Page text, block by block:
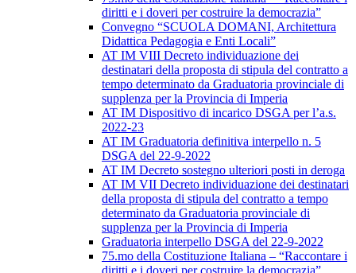
diritti e i doveri per costruire la democrazia”
Convegno “SCUOLA DOMANI, Architettura
Didattica Pedagogia e Enti Locali”
AT IM VIII Decreto individuazione dei
destinatari della proposta di stipula del contratto a
tempo determinato da Graduatoria provinciale di
supplenza per la Provincia di Imperia
AT IM Dispositivo di incarico DSGA per l’a.s.
2022-23
AT IM Graduatoria definitiva interpello n. 5
DSGA del 22-9-2022
AT IM Decreto sostegno ulteriori posti in deroga
AT IM VII Decreto individuazione dei destinatari
della proposta di stipula del contratto a tempo
determinato da Graduatoria provinciale di
supplenza per la Provincia di Imperia
Graduatoria interpello DSGA del 22-9-2022
75.mo della Costituzione Italiana – “Raccontare i